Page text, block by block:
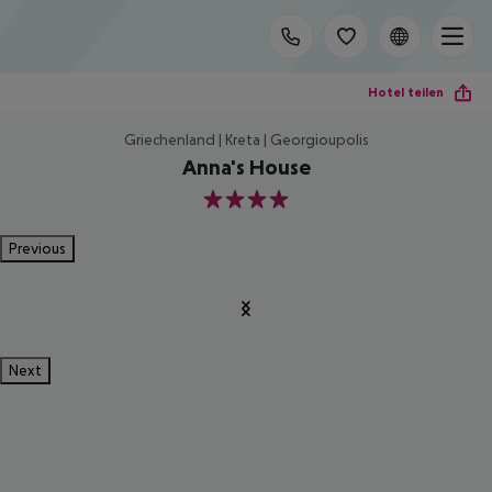
Hotel teilen
Griechenland | Kreta | Georgioupolis
Anna's House
4
Previous
Next